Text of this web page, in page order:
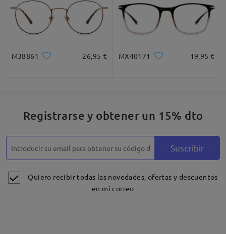
que sus nuevas gafas no le brinden la visión nítida
que necesita, especialmente después de haber
tenido una mejor experiencia con sus gafas
que debe ser.
en la altura de ajuste, la prescripción o el diseño de
la lente pueden afectar la claridad de visión a
diferentes distancias y el movimiento de cabeza
necesario para una visión nítida.
tengamos esta información, revisaremos todo
cuidadosamente y le ofreceremos la mejor
M38861 26,95 € MX40171 19,95 €
Registrarse y obtener un 15% dto
Suscribir
Quiero recibir todas las novedades, ofertas y descuentos
en mi correo